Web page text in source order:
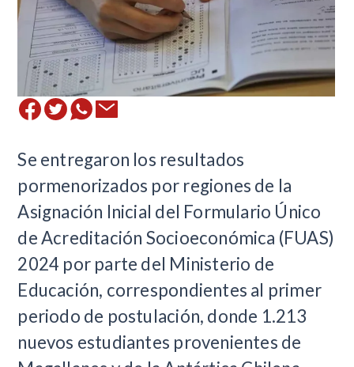
Se entregaron los resultados
pormenorizados por regiones de la
Asignación Inicial del Formulario Único
de Acreditación Socioeconómica (FUAS)
2024 por parte del Ministerio de
Educación, correspondientes al primer
periodo de postulación, donde 1.213
nuevos estudiantes provenientes de